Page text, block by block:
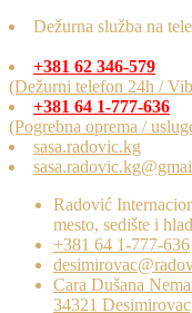
Dežurna služba na
+381 62 346-579
(Dežurni telefon 24h /
+381 64 1-777-636
(Pogrebna oprema /
sasa.radovic.kg
Radović
mesto, sedište i
+381 64 1-777-636
Cara Dušana
34321